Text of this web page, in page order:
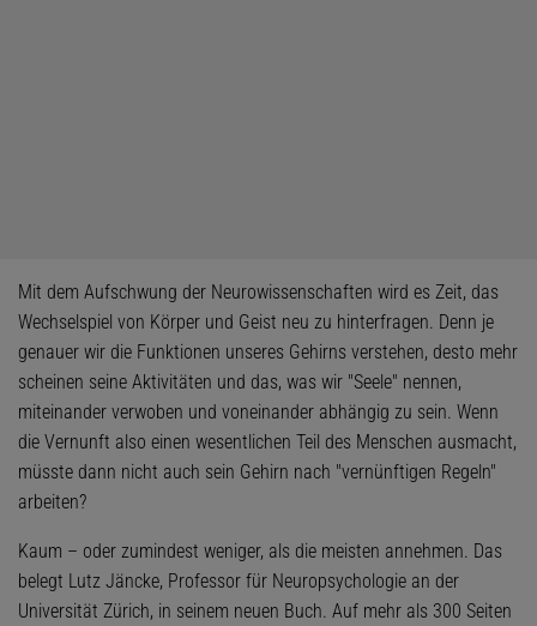
Mit dem Aufschwung der Neurowissenschaften wird es Zeit, das
Wechselspiel von Körper und Geist neu zu hinterfragen. Denn je
genauer wir die Funktionen unseres Gehirns verstehen, desto mehr
scheinen seine Aktivitäten und das, was wir "Seele" nennen,
miteinander verwoben und voneinander abhängig zu sein. Wenn
die Vernunft also einen wesentlichen Teil des Menschen ausmacht,
müsste dann nicht auch sein Gehirn nach "vernünftigen Regeln"
arbeiten?
Kaum – oder zumindest weniger, als die meisten annehmen. Das
belegt Lutz Jäncke, Professor für Neuropsychologie an der
Universität Zürich, in seinem neuen Buch. Auf mehr als 300 Seiten